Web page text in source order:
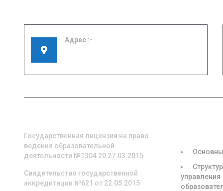
Адрес
Государственная лицензия на право
ведения образовательной
деятельности №1304 20 27.03.2015
Свидетельство государственной
аккредитации №621 от 22.05.2015
управления